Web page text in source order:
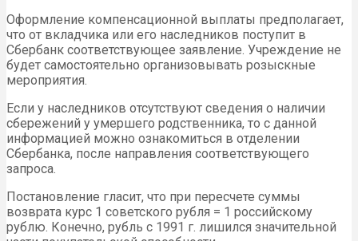
Оформление компенсационной выплаты предполагает,
что от вкладчика или его наследников поступит в
Сбербанк соответствующее заявление. Учреждение не
будет самостоятельно организовывать розыскные
мероприятия.
Если у наследников отсутствуют сведения о наличии
сбережений у умершего родственника, то с данной
информацией можно ознакомиться в отделении
Сбербанка, после направления соответствующего
запроса.
Постановление гласит, что при пересчете суммы
возврата курс 1 советского рубля = 1 российскому
рублю. Конечно, рубль с 1991 г. лишился значительной